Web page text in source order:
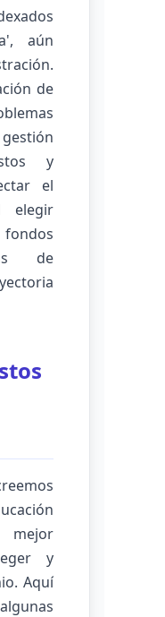
aún
de
y
el
elegir
de
y
Aquí